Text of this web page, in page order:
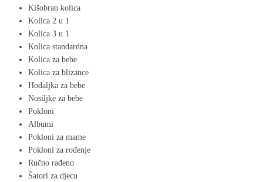
Kišobran kolica
Kolica 2 u 1
Kolica 3 u 1
Kolica standardna
Kolica za bebe
Kolica za blizance
Hodaljka za bebe​
Nosiljke za bebe
Pokloni
Albumi
Pokloni za mame
Pokloni za rođenje
Ručno rađeno
Šatori za djecu